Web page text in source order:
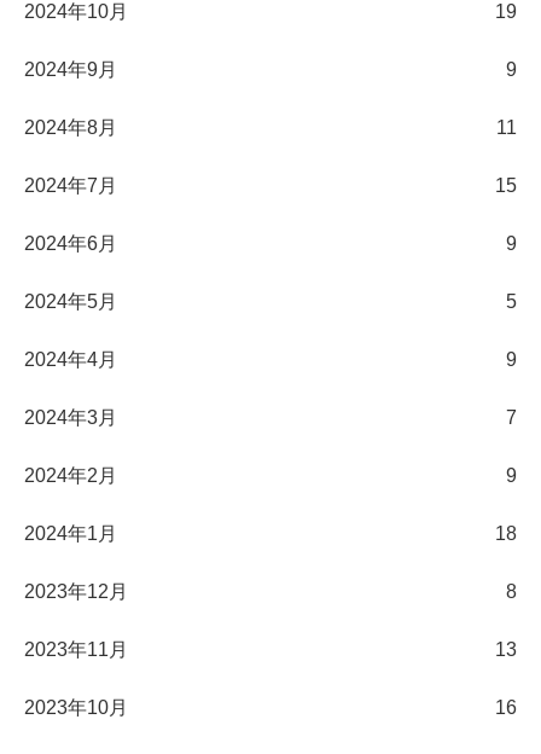
2024年10月 19
2024年9月 9
2024年8月 11
2024年7月 15
2024年6月 9
2024年5月 5
2024年4月 9
2024年3月 7
2024年2月 9
2024年1月 18
2023年12月 8
2023年11月 13
2023年10月 16